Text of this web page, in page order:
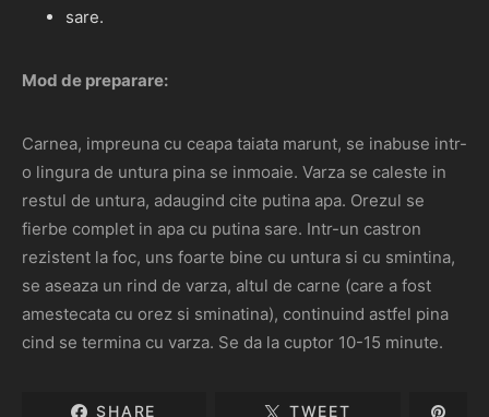
sare.
Mod de preparare:
Carnea, impreuna cu ceapa taiata marunt, se inabuse intr-
o lingura de untura pina se inmoaie. Varza se caleste in
restul de untura, adaugind cite putina apa. Orezul se
fierbe complet in apa cu putina sare. Intr-un castron
rezistent la foc, uns foarte bine cu untura si cu smintina,
se aseaza un rind de varza, altul de carne (care a fost
amestecata cu orez si sminatina), continuind astfel pina
cind se termina cu varza. Se da la cuptor 10-15 minute.
SHARE TWEET